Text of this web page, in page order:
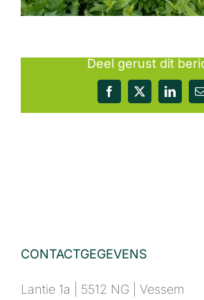
Deel gerust dit
Facebook
X
CONTACTGEGEVENS
Lantie 1a | 5512 NG | Vessem